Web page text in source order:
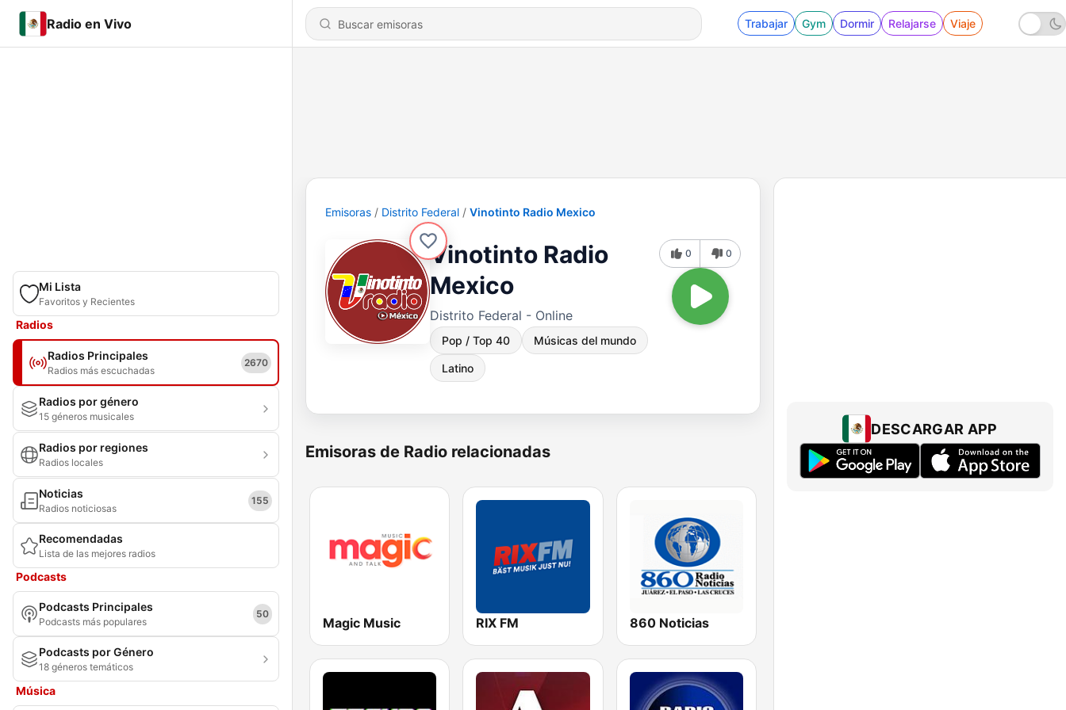
Radio en Vivo Trabajar Gym Dormir Relajarse Viaje
Mi Lista
Favoritos y Recientes
Radios
Radios Principales
Radios más escuchadas
2670
Radios por género
15 géneros musicales
Radios por regiones
Radios locales
Noticias
Radios noticiosas
155
Recomendadas
Lista de las mejores radios
Podcasts
Podcasts Principales
Podcasts más populares
50
Podcasts por Género
18 géneros temáticos
Música
Emisoras Distrito Federal Vinotinto Radio Mexico
Vinotinto Radio
Mexico
Distrito Federal - Online
Pop / Top 40 Músicas del mundo
Latino
0 0
Emisoras de Radio relacionadas
Magic Music RIX FM 860 Noticias
DESCARGAR APP